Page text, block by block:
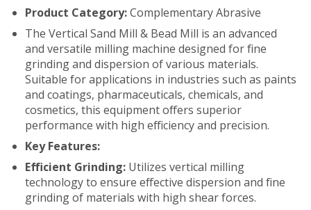
Product Category:Complementary Abrasive
The Vertical Sand Mill & Bead Mill is an advanced
and versatile milling machine designed for fine
grinding and dispersion of various materials.
Suitable for applications in industries such as paints
and coatings, pharmaceuticals, chemicals, and
cosmetics, this equipment offers superior
performance with high efficiency and precision.
Key Features:
Efficient Grinding: Utilizes vertical milling
technology to ensure effective dispersion and fine
grinding of materials with high shear forces.